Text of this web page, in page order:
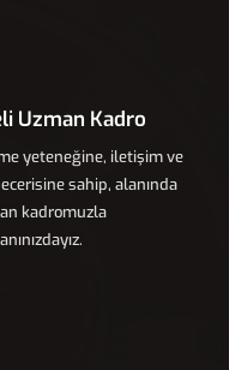
Uzman Kadro
yeteneğine, iletişim ve
sahip, alanında
kadromuzla